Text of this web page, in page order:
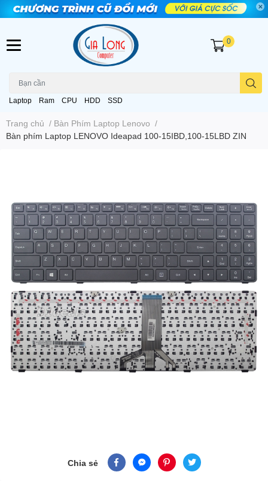
Laptop Ram CPU HDD SSD
0
Trang chủ / Bàn Phím Laptop Lenovo /
Bàn phím Laptop LENOVO Ideapad 100-15IBD,100-15LBD ZIN
Chia sẻ